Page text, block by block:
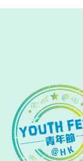
錄、公
行戶
電話、
果等。
「必填
提供的